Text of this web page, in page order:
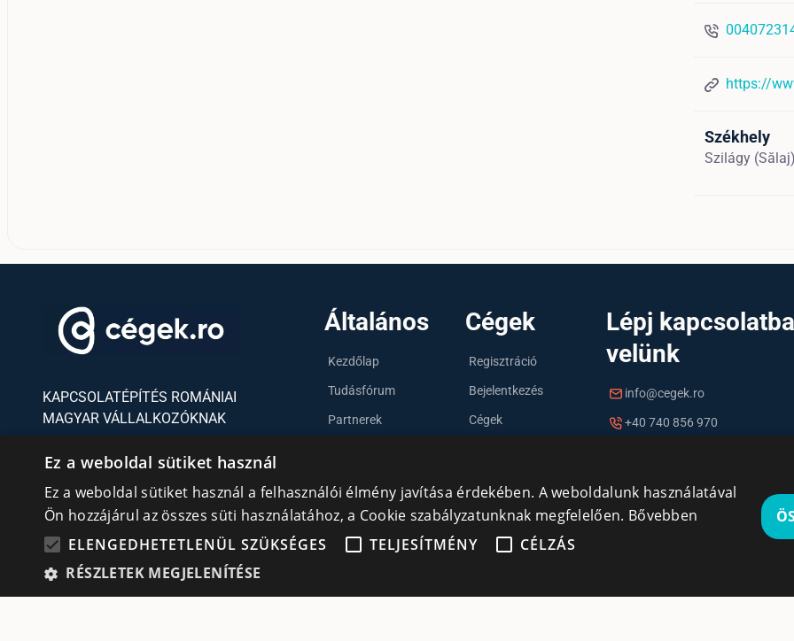
https://
Székhely
Szilágy
KAPCSOLATÉPÍTÉS ROMÁNIAI
MAGYAR VÁLLALKOZÓKNAK
cookie Süti (Cookie) szabályzat
Általános
Kezdőlap
Tudásfórum
Partnerek
Cégek
Regisztráció
Bejelentkezés
Cégek
Lépj kapcsolatba
velünk
info@cegek.ro
+40 740 856 970
Ez a weboldal sütiket használ
Ez a weboldal sütiket használ a felhasználói élmény javítása érdekében. A weboldalunk használatával
Ön hozzájárul az összes süti használatához, a Cookie szabályzatunknak megfelelően. Bővebben
ELENGEDHETETLENÜL SZÜKSÉGES
TELJESÍTMÉNY
CÉLZÁS
RÉSZLETEK MEGJELENÍTÉSE